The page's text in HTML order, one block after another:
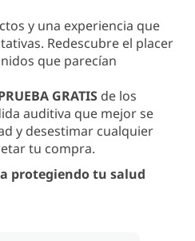
y una experiencia que
Redescubre el placer
que parecían
GRATIS de los
auditiva que mejor se
y desestimar cualquier
tu compra.
protegiendo tu salud